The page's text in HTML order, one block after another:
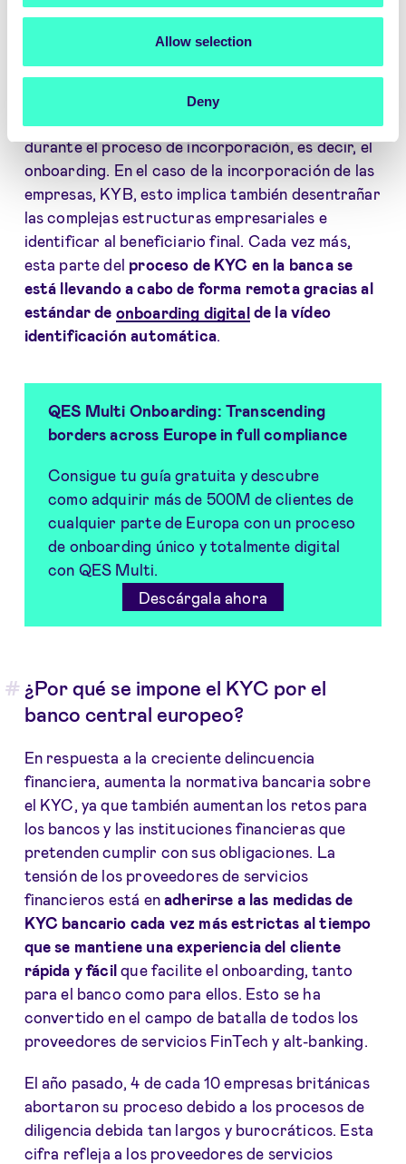
Allow selection
Deny
los procesos KYC varían en función del ámbito de
negocio y de las normas KYC específicas que
el pilar central de KYC es la
validación de la autenticidad de un nuevo cliente
durante el proceso de incorporación, es decir, el
onboarding. En el caso de la incorporación de las
empresas, KYB, esto implica también desentrañar
las complejas estructuras empresariales e
identificar al beneficiario final. Cada vez más,
esta parte del proceso de KYC en la banca se
está llevando a cabo de forma remota gracias al
estándar de onboarding digitalde la vídeo
identificación automática.
QES Multi Onboarding: Transcending
borders across Europe in full compliance
Consigue tu guía gratuita y descubre
como adquirir más de 500M de clientes de
cualquier parte de Europa con un proceso
de onboarding único y totalmente digital
con QES Multi.
Descárgala ahora
¿Por qué se impone el KYC por el
banco central europeo?
En respuesta a la creciente delincuencia
financiera, aumenta la normativa bancaria sobre
el KYC, ya que también aumentan los retos para
los bancos y las instituciones financieras que
pretenden cumplir con sus obligaciones. La
tensión de los proveedores de servicios
financieros está enadherirse a las medidas de
KYC bancario cada vez más estrictas al tiempo
que se mantiene una experiencia del cliente
rápida y fácilque facilite el onboarding, tanto
para el banco como para ellos. Esto se ha
convertido en el campo de batalla de todos los
proveedores de servicios FinTech y alt-banking.
El año pasado, 4 de cada 10 empresas británicas
abortaron su proceso debido a los procesos de
diligencia debida tan largos y burocráticos. Esta
cifra refleja a los proveedores de servicios